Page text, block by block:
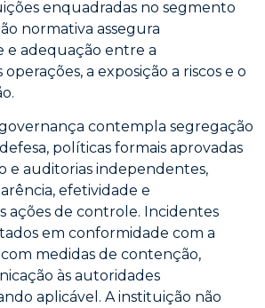
enquadradas no segmento
normativa assegura
e adequação entre a
a exposição a riscos e o
contempla segregação
políticas formais aprovadas
e auditorias independentes,
efetividade e
ações de controle. Incidentes
em conformidade com a
medidas de contenção,
às autoridades
aplicável. A instituição não